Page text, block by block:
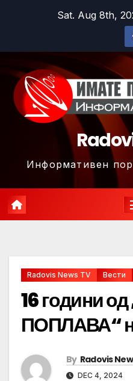
Sat. Aug 8th,
Информативен
Radovis News TV Вести
16 години
ПОПЛАВА“
By Radovis
DEC 4, 2024